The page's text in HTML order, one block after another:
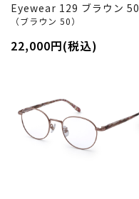
Eyewear 129 ブラウン 50
（ブラウン 50）
22,000円(税込)